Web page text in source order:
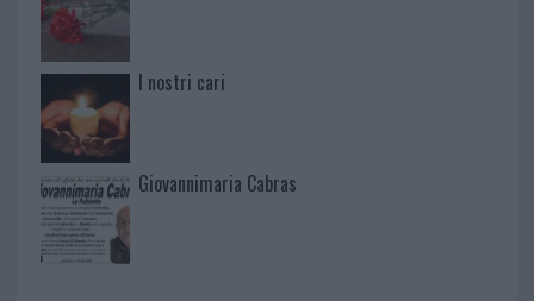
I nostri cari
Giovannimaria Cabras